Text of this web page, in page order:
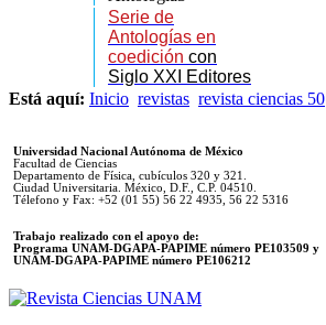
Serie de
Antologías en
coedición con
Siglo XXI Editores
Está aquí: Inicio revistas revista ciencias 50
Universidad Nacional Autónoma de México
Facultad de Ciencias
Departamento de Física, cubículos 320 y 321.
Ciudad Universitaria. México, D.F., C.P. 04510.
Télefono y Fax: +52 (01 55) 56 22 4935, 56 22 5316
Trabajo realizado con el apoyo de:
Programa UNAM-DGAPA-PAPIME número PE103509 y
UNAM-DGAPA-PAPIME número PE106212